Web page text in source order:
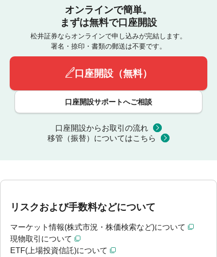
オンラインで簡単。
まずは無料で口座開設
松井証券ならオンラインで申し込みが完結します。
署名・捺印・書類の郵送は不要です。
口座開設（無料）
口座開設サポートへご相談
口座開設からお取引の流れ
移管（振替）についてはこちら
リスクおよび手数料などについて
マーケット情報(株式市況・株価検索など)について
現物取引について
ETF(上場投資信託)について